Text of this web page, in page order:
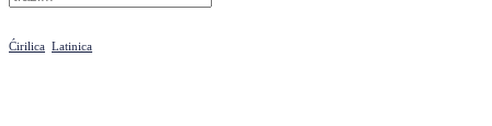
Ćirilica Latinica